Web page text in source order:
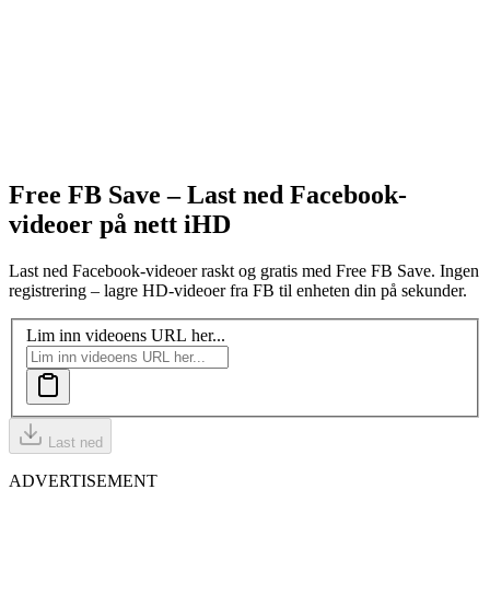
Free FB Save – Last ned Facebook-
videoer på nett iHD
Last ned Facebook-videoer raskt og gratis med Free FB Save. Ingen
registrering – lagre HD-videoer fra FB til enheten din på sekunder.
Lim inn videoens URL her...
Last ned
ADVERTISEMENT